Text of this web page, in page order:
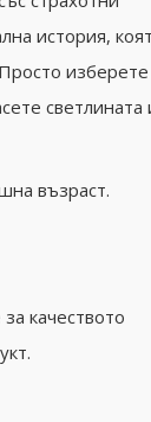
история,
светлината
възраст.
качеството